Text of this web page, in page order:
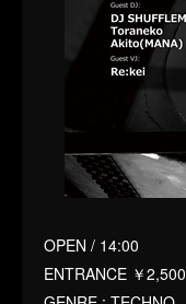
OPEN / 14:00
ENTRANCE ￥2,500